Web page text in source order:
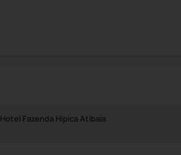
Hotel Fazenda Hipica Atibaia